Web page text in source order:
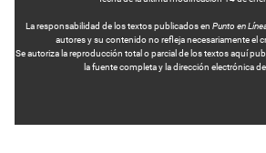
La responsabilidad de los textos publicados en Punto en
autores y su contenido no refleja necesariamente el
Se autoriza la reproducción total o parcial de los textos aquí
la fuente completa y la dirección electrónica